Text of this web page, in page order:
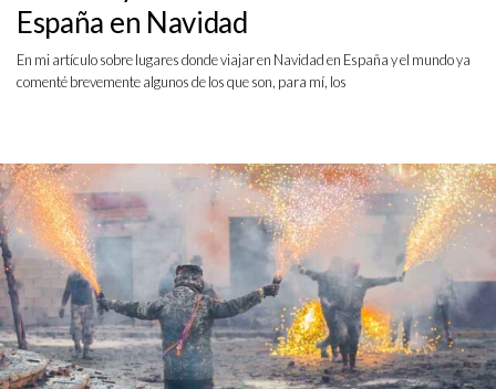
España en Navidad
En mi artículo sobre lugares donde viajar en Navidad en España y el mundo ya
comenté brevemente algunos de los que son, para mí, los